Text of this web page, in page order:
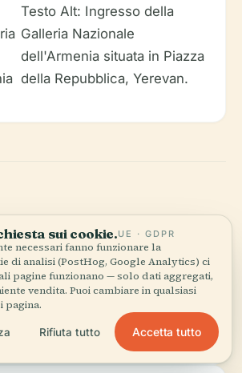
Testo Alt: Ingresso della
Galleria Nazionale
dell'Armenia situata in Piazza
della Repubblica, Yerevan.
di
Aram Street, Piazza della Repubblica,
Armenia
sui cookie.UE · GDPR
necessari fanno funzionare la
di analisi (PostHog, Google Analytics) ci
pagine funzionano — solo dati aggregati,
vendita. Puoi cambiare in qualsiasi
pagina.
Rifiuta tutto Accetta tutto